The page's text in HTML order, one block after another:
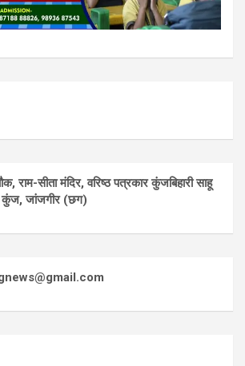
राम-सीता मंदिर, वरिष्ठ पत्रकार कुंजबिहारी साहू
कुंज, जांजगीर (छग)